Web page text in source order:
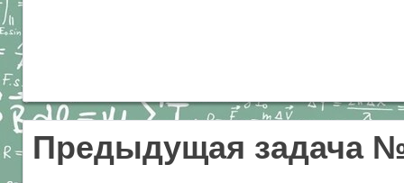
Предыдущая задача